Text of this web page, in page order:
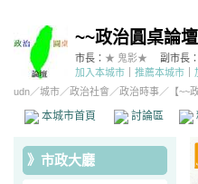
~~政治圓桌論
市長： ★ 鬼影★ 副市長：
加入本城市
推薦本城市
udn／城市／政治社會 ／政治時事／ 【~~
本城市首頁 討論區
》 市政大廳